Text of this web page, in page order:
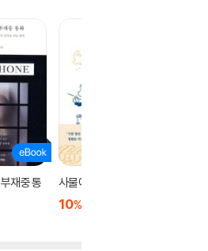
재중 통
사물에게 배웁니다
10%